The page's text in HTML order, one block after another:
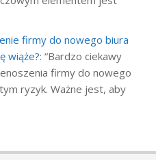
firmy do nowego biura
wiąże?: “Bardzo ciekawy
firmy do nowego
ryzyk. Ważne jest, aby